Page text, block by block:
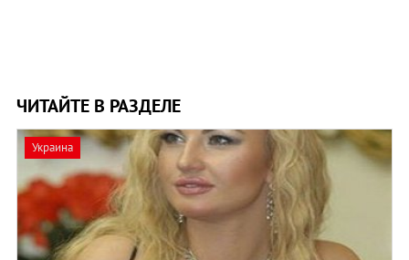
ЧИТАЙТЕ В РАЗДЕЛЕ
Украина